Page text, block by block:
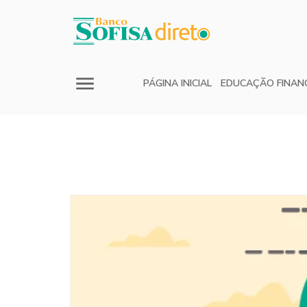
PÁGINA INICIAL EDUCAÇÃO